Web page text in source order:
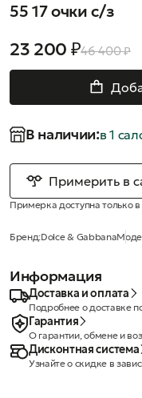
55 17 очки с/з
23 200 ₽46 400 ₽
В наличии:в 1
Примерить в
Примерка доступна только
Бренд:Dolce & Gabbana
Информация
Доставка и оплата
Подробнее о доставке
Гарантия
О гарантии, обмене и
Дисконтная система
Узнайте о скидке в